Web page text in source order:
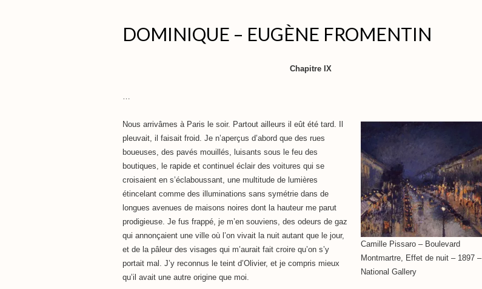
DOMINIQUE – EUGÈNE FROMENTIN
Chapitre IX
…
Camille Pissaro – Boulevard
Montmartre, Effet de nuit – 1897 –
National Gallery
Nous arrivâmes à Paris le soir. Partout ailleurs il eût été tard. Il
pleuvait, il faisait froid. Je n’aperçus d’abord que des rues
boueuses, des pavés mouillés, luisants sous le feu des
boutiques, le rapide et continuel éclair des voitures qui se
croisaient en s’éclaboussant, une multitude de lumières
étincelant comme des illuminations sans symétrie dans de
longues avenues de maisons noires dont la hauteur me parut
prodigieuse. Je fus frappé, je m’en souviens, des odeurs de gaz
qui annonçaient une ville où l’on vivait la nuit autant que le jour,
et de la pâleur des visages qui m’aurait fait croire qu’on s’y
portait mal. J’y reconnus le teint d’Olivier, et je compris mieux
qu’il avait une autre origine que moi.